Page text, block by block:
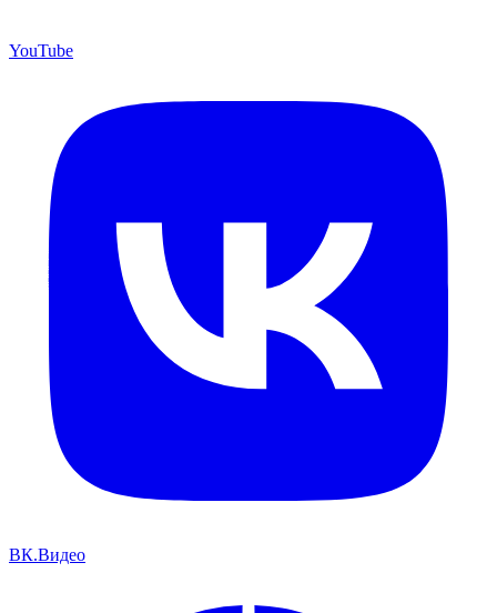
YouTube
ВК.Видео